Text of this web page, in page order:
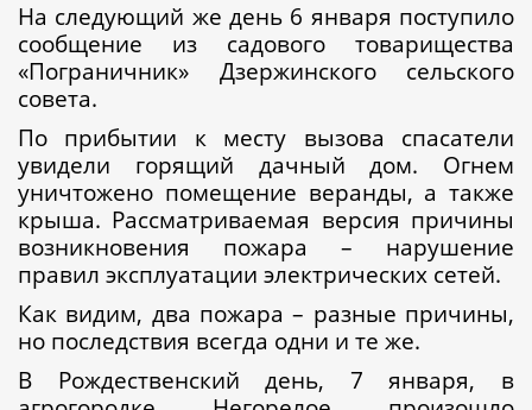
На следующий же день 6 января поступило
сообщение из садового товарищества
«Пограничник» Дзержинского сельского
совета.
По прибытии к месту вызова спасатели
увидели горящий дачный дом. Огнем
уничтожено помещение веранды, а также
крыша. Рассматриваемая версия причины
возникновения пожара – нарушение
правил эксплуатации электрических сетей.
Как видим, два пожара – разные причины,
но последствия всегда одни и те же.
В Рождественский день, 7 января, в